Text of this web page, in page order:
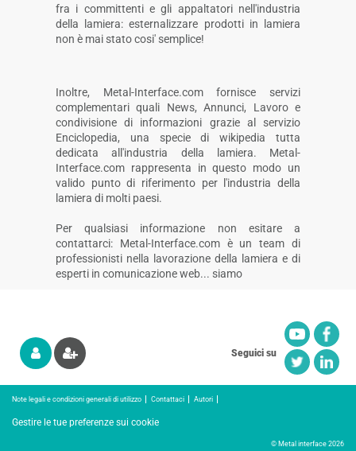
fra i committenti e gli appaltatori nell'industria
della lamiera: esternalizzare prodotti in lamiera
non è mai stato cosi' semplice!
Inoltre, Metal-Interface.com fornisce servizi
complementari quali News, Annunci, Lavoro e
condivisione di informazioni grazie al servizio
Enciclopedia, una specie di wikipedia tutta
dedicata all'industria della lamiera. Metal-
Interface.com rappresenta in questo modo un
valido punto di riferimento per l'industria della
lamiera di molti paesi.
Per qualsiasi informazione non esitare a
contattarci: Metal-Interface.com è un team di
professionisti nella lavorazione della lamiera e di
esperti in comunicazione web... siamo
Seguici su
Note legali e condizioni generali di utilizzo Contattaci Autori
Gestire le tue preferenze sui cookie
© Metal interface 2026